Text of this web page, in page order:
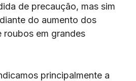
de precaução, mas sim
do aumento dos
roubos em grandes
principalmente a